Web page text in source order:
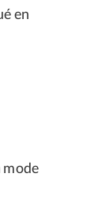
en